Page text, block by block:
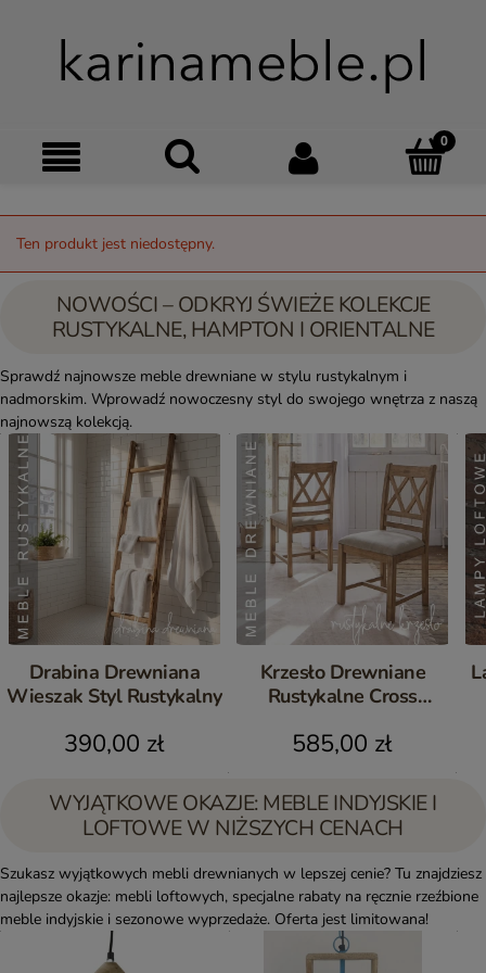
Menu Szukaj Moje
Ten produkt jest niedostępny.
NOWOŚCI – ODKRYJ ŚWIEŻE KOLEKCJE
RUSTYKALNE, HAMPTON I ORIENTALNE
Sprawdź najnowsze meble drewniane w stylu rustykalnym i
nadmorskim. Wprowadź nowoczesny styl do swojego wnętrza z naszą
najnowszą kolekcją.
Drabina Drewniana
Wieszak Styl Rustykalny
390,00 zł
Krzesło Drewniane
Rustykalne Cross
585,00 zł
WYJĄTKOWE OKAZJE: MEBLE INDYJSKIE I
LOFTOWE W NIŻSZYCH CENACH
Szukasz wyjątkowych mebli drewnianych w lepszej cenie? Tu znajdziesz
najlepsze okazje: mebli loftowych, specjalne rabaty na ręcznie rzeźbione
meble indyjskie i sezonowe wyprzedaże. Oferta jest limitowana!